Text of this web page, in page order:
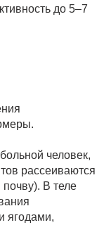
до 5–7
человек,
рассеиваются
В теле
ягодами,